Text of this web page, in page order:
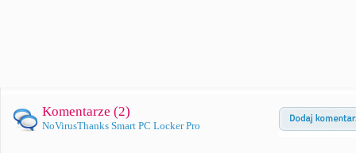
Komentarze (2)
NoVirusThanks Smart PC Locker Pro